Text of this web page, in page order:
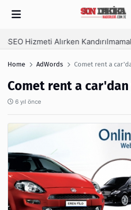
Home AdWords Comet rent a
Comet rent a
6 yıl önce